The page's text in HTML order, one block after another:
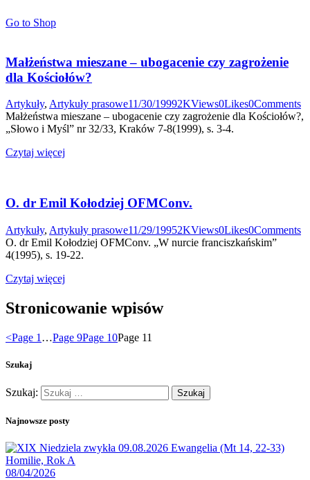
Go to Shop
Małżeństwa mieszane – ubogacenie czy zagrożenie
dla Kościołów?
Artykuły, Artykuły prasowe11/30/19992KViews0Likes0Comments
Małżeństwa mieszane – ubogacenie czy zagrożenie dla Kościołów?,
„Słowo i Myśl” nr 32/33, Kraków 7-8(1999), s. 3-4.
Czytaj więcej
O. dr Emil Kołodziej OFMConv.
Artykuły, Artykuły prasowe11/29/19952KViews0Likes0Comments
O. dr Emil Kołodziej OFMConv. „W nurcie franciszkańskim”
4(1995), s. 19-22.
Czytaj więcej
Stronicowanie wpisów
<Page 1 …Page 9Page 10Page 11
Szukaj
Szukaj:
Najnowsze posty
Homilie, Rok A
08/04/2026